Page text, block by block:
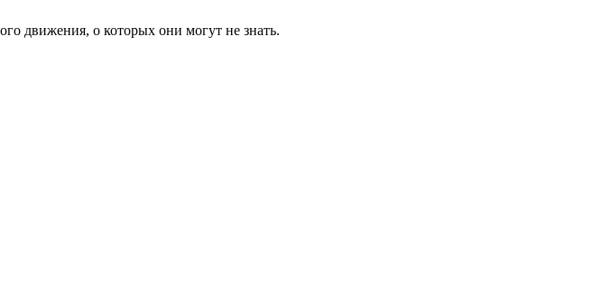
движения, о которых они могут не знать.